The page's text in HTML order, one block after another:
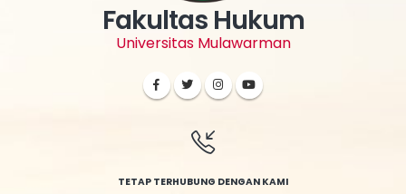
Fakultas Hukum
Universitas Mulawarman
TETAP TERHUBUNG DENGAN KAMI